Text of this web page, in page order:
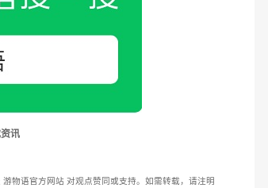
讯
物语官方网站 对观点赞同或支持。如需转载，请注明